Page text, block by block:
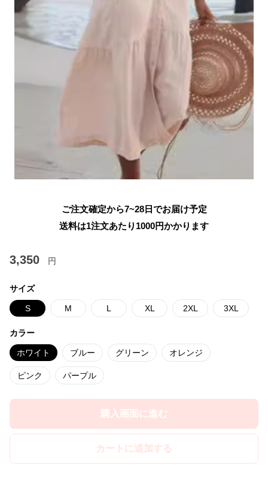
ご注文確定から7~28日でお届け予定
送料は1注文あたり 1000円かかります
3,350 円
サイズ
S M L XL 2XL 3XL
カラー
ホワイト ブルー グリーン オレンジ
ピンク パープル
購入画面に進む
カートに追加する